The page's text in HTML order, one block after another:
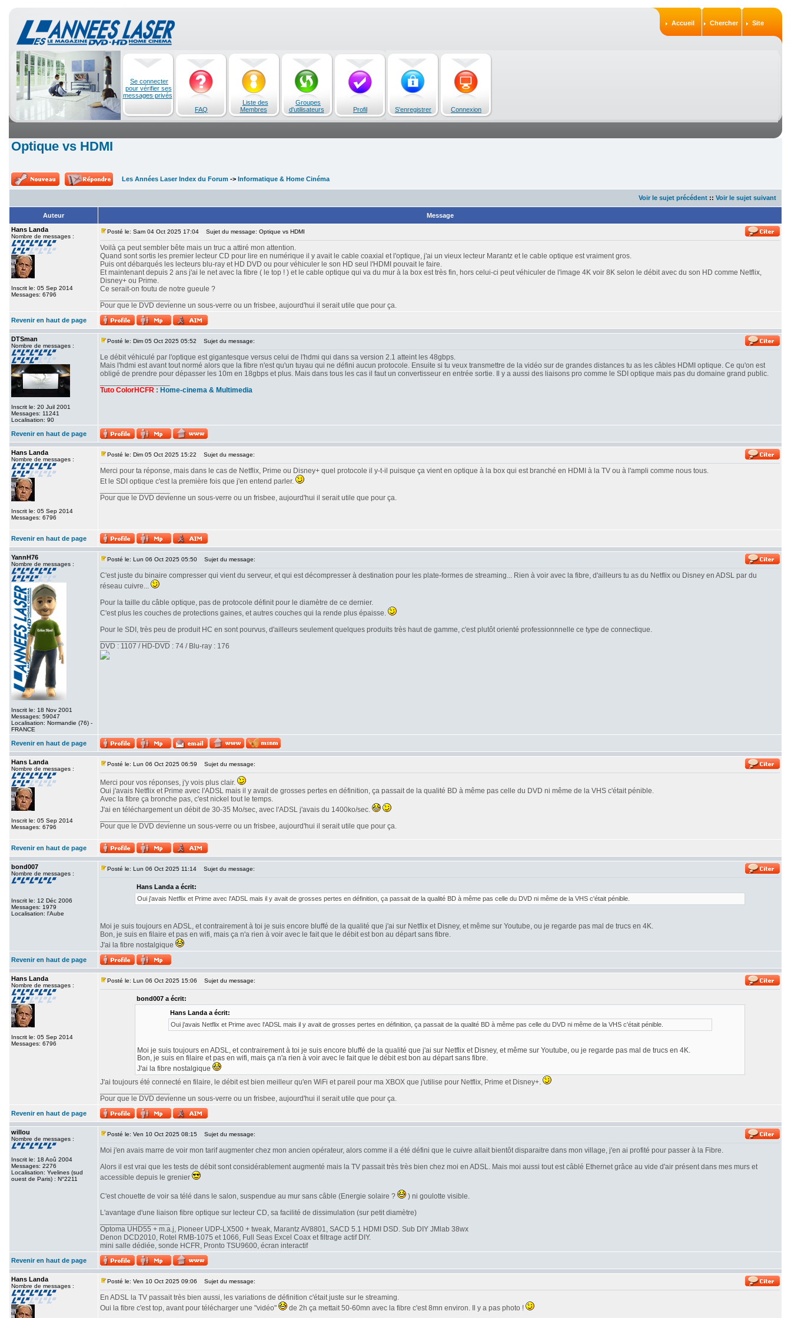
Accueil Chercher Site
Se connecter
pour vérifier ses
messages privés
FAQ
Liste des
Membres
Groupes
d'utilisateurs
Profil S'enregistrer Connexion
Optique vs HDMI
Les Années Laser Index du Forum -> Informatique & Home Cinéma
Voir le sujet précédent :: Voir le sujet suivant
Auteur
Message
Hans Landa
Nombre de messages :
Inscrit le: 05 Sep 2014
Messages: 6796
Posté le: Sam 04 Oct 2025 17:04 Sujet du message: Optique vs HDMI
Voilà ça peut sembler bête mais un truc a attiré mon attention.
Quand sont sortis les premier lecteur CD pour lire en numérique il y avait le cable coaxial et l'optique, j'ai un vieux lecteur Marantz et le cable optique est vraiment gros.
Puis ont débarqués les lecteurs blu-ray et HD DVD ou pour véhiculer le son HD seul l'HDMI pouvait le faire.
Et maintenant depuis 2 ans j'ai le net avec la fibre ( le top ! ) et le cable optique qui va du mur à la box est très fin, hors celui-ci peut véhiculer de l'image 4K voir 8K selon le débit avec du son HD comme Netflix,
Disney+ ou Prime.
Ce serait-on foutu de notre gueule ?
Pour que le DVD devienne un sous-verre ou un frisbee, aujourd'hui il serait utile que pour ça.
Revenir en haut de page
DTSman
Nombre de messages :
Inscrit le: 20 Juil 2001
Messages: 11241
Localisation: 90
Posté le: Dim 05 Oct 2025 05:52 Sujet du message:
Le débit véhiculé par l'optique est gigantesque versus celui de l'hdmi qui dans sa version 2.1 atteint les 48gbps.
Mais l'hdmi est avant tout normé alors que la fibre n'est qu'un tuyau qui ne défini aucun protocole. Ensuite si tu veux transmettre de la vidéo sur de grandes distances tu as les câbles HDMI optique. Ce qu'on est
obligé de prendre pour dépasser les 10m en 18gbps et plus. Mais dans tous les cas il faut un convertisseur en entrée sortie. Il y a aussi des liaisons pro comme le SDI optique mais pas du domaine grand public.
Tuto ColorHCFR : Home-cinema & Multimedia
Revenir en haut de page
Hans Landa
Nombre de messages :
Inscrit le: 05 Sep 2014
Messages: 6796
Posté le: Dim 05 Oct 2025 15:22 Sujet du message:
Merci pour ta réponse, mais dans le cas de Netflix, Prime ou Disney+ quel protocole il y-t-il puisque ça vient en optique à la box qui est branché en HDMI à la TV ou à l'ampli comme nous tous.
Et le SDI optique c'est la première fois que j'en entend parler.
Pour que le DVD devienne un sous-verre ou un frisbee, aujourd'hui il serait utile que pour ça.
Revenir en haut de page
YannH76
Nombre de messages :
Inscrit le: 18 Nov 2001
Messages: 59047
Localisation: Normandie (76) -
FRANCE
Posté le: Lun 06 Oct 2025 05:50 Sujet du message:
C'est juste du binaire compresser qui vient du serveur, et qui est décompresser à destination pour les plate-formes de streaming... Rien à voir avec la fibre, d'ailleurs tu as du Netflix ou Disney en ADSL par du
réseau cuivre...
Pour la taille du câble optique, pas de protocole définit pour le diamètre de ce dernier.
C'est plus les couches de protections gaines, et autres couches qui la rende plus épaisse.
Pour le SDI, très peu de produit HC en sont pourvus, d'ailleurs seulement quelques produits très haut de gamme, c'est plutôt orienté professionnnelle ce type de connectique.
DVD : 1107 / HD-DVD : 74 / Blu-ray : 176
Revenir en haut de page
Hans Landa
Nombre de messages :
Inscrit le: 05 Sep 2014
Messages: 6796
Posté le: Lun 06 Oct 2025 06:59 Sujet du message:
Merci pour vos réponses, j'y vois plus clair.
Oui j'avais Netflix et Prime avec l'ADSL mais il y avait de grosses pertes en définition, ça passait de la qualité BD à même pas celle du DVD ni même de la VHS c'était pénible.
Avec la fibre ça bronche pas, c'est nickel tout le temps.
J'ai en téléchargement un débit de 30-35 Mo/sec, avec l'ADSL j'avais du 1400ko/sec.
Pour que le DVD devienne un sous-verre ou un frisbee, aujourd'hui il serait utile que pour ça.
Revenir en haut de page
bond007
Nombre de messages :
Inscrit le: 12 Déc 2006
Messages: 1979
Localisation: l'Aube
Posté le: Lun 06 Oct 2025 11:14 Sujet du message:
Hans Landa a écrit:
Oui j'avais Netflix et Prime avec l'ADSL mais il y avait de grosses pertes en définition, ça passait de la qualité BD à même pas celle du DVD ni même de la VHS c'était pénible.
Moi je suis toujours en ADSL, et contrairement à toi je suis encore bluffé de la qualité que j'ai sur Netflix et Disney, et même sur Youtube, ou je regarde pas mal de trucs en 4K.
Bon, je suis en filaire et pas en wifi, mais ça n'a rien à voir avec le fait que le débit est bon au départ sans fibre.
J'ai la fibre nostalgique
Revenir en haut de page
Hans Landa
Nombre de messages :
Inscrit le: 05 Sep 2014
Messages: 6796
Posté le: Lun 06 Oct 2025 15:06 Sujet du message:
bond007 a écrit:
Hans Landa a écrit:
Oui j'avais Netflix et Prime avec l'ADSL mais il y avait de grosses pertes en définition, ça passait de la qualité BD à même pas celle du DVD ni même de la VHS c'était pénible.
Moi je suis toujours en ADSL, et contrairement à toi je suis encore bluffé de la qualité que j'ai sur Netflix et Disney, et même sur Youtube, ou je regarde pas mal de trucs en 4K.
Bon, je suis en filaire et pas en wifi, mais ça n'a rien à voir avec le fait que le débit est bon au départ sans fibre.
J'ai la fibre nostalgique
J'ai toujours été connecté en filaire, le débit est bien meilleur qu'en WiFi et pareil pour ma XBOX que j'utilise pour Netflix, Prime et Disney+.
Pour que le DVD devienne un sous-verre ou un frisbee, aujourd'hui il serait utile que pour ça.
Revenir en haut de page
willou
Nombre de messages :
Inscrit le: 18 Aoû 2004
Messages: 2276
Localisation: Yvelines (sud
ouest de Paris) : N°2211
Posté le: Ven 10 Oct 2025 08:15 Sujet du message:
Moi j'en avais marre de voir mon tarif augmenter chez mon ancien opérateur, alors comme il a été défini que le cuivre allait bientôt disparaitre dans mon village, j'en ai profité pour passer à la Fibre.
Alors il est vrai que les tests de débit sont considérablement augmenté mais la TV passait très très bien chez moi en ADSL. Mais moi aussi tout est câblé Ethernet grâce au vide d'air présent dans mes murs et
accessible depuis le grenier
C'est chouette de voir sa télé dans le salon, suspendue au mur sans câble (Energie solaire ?
) ni goulotte visible.
L'avantage d'une liaison fibre optique sur lecteur CD, sa facilité de dissimulation (sur petit diamètre)
Optoma UHD55 + m.a.j, Pioneer UDP-LX500 + tweak, Marantz AV8801, SACD 5.1 HDMI DSD. Sub DIY JMlab 38wx
Denon DCD2010, Rotel RMB-1075 et 1066, Full Seas Excel Coax et filtrage actif DIY.
mini salle dédiée, sonde HCFR, Pronto TSU9600, écran interactif
Revenir en haut de page
Hans Landa
Nombre de messages :
Posté le: Ven 10 Oct 2025 09:06 Sujet du message:
En ADSL la TV passait très bien aussi, les variations de définition c'était juste sur le streaming.
Oui la fibre c'est top, avant pour télécharger une "vidéo"
de 2h ça mettait 50-60mn avec la fibre c'est 8mn environ. Il y a pas photo !